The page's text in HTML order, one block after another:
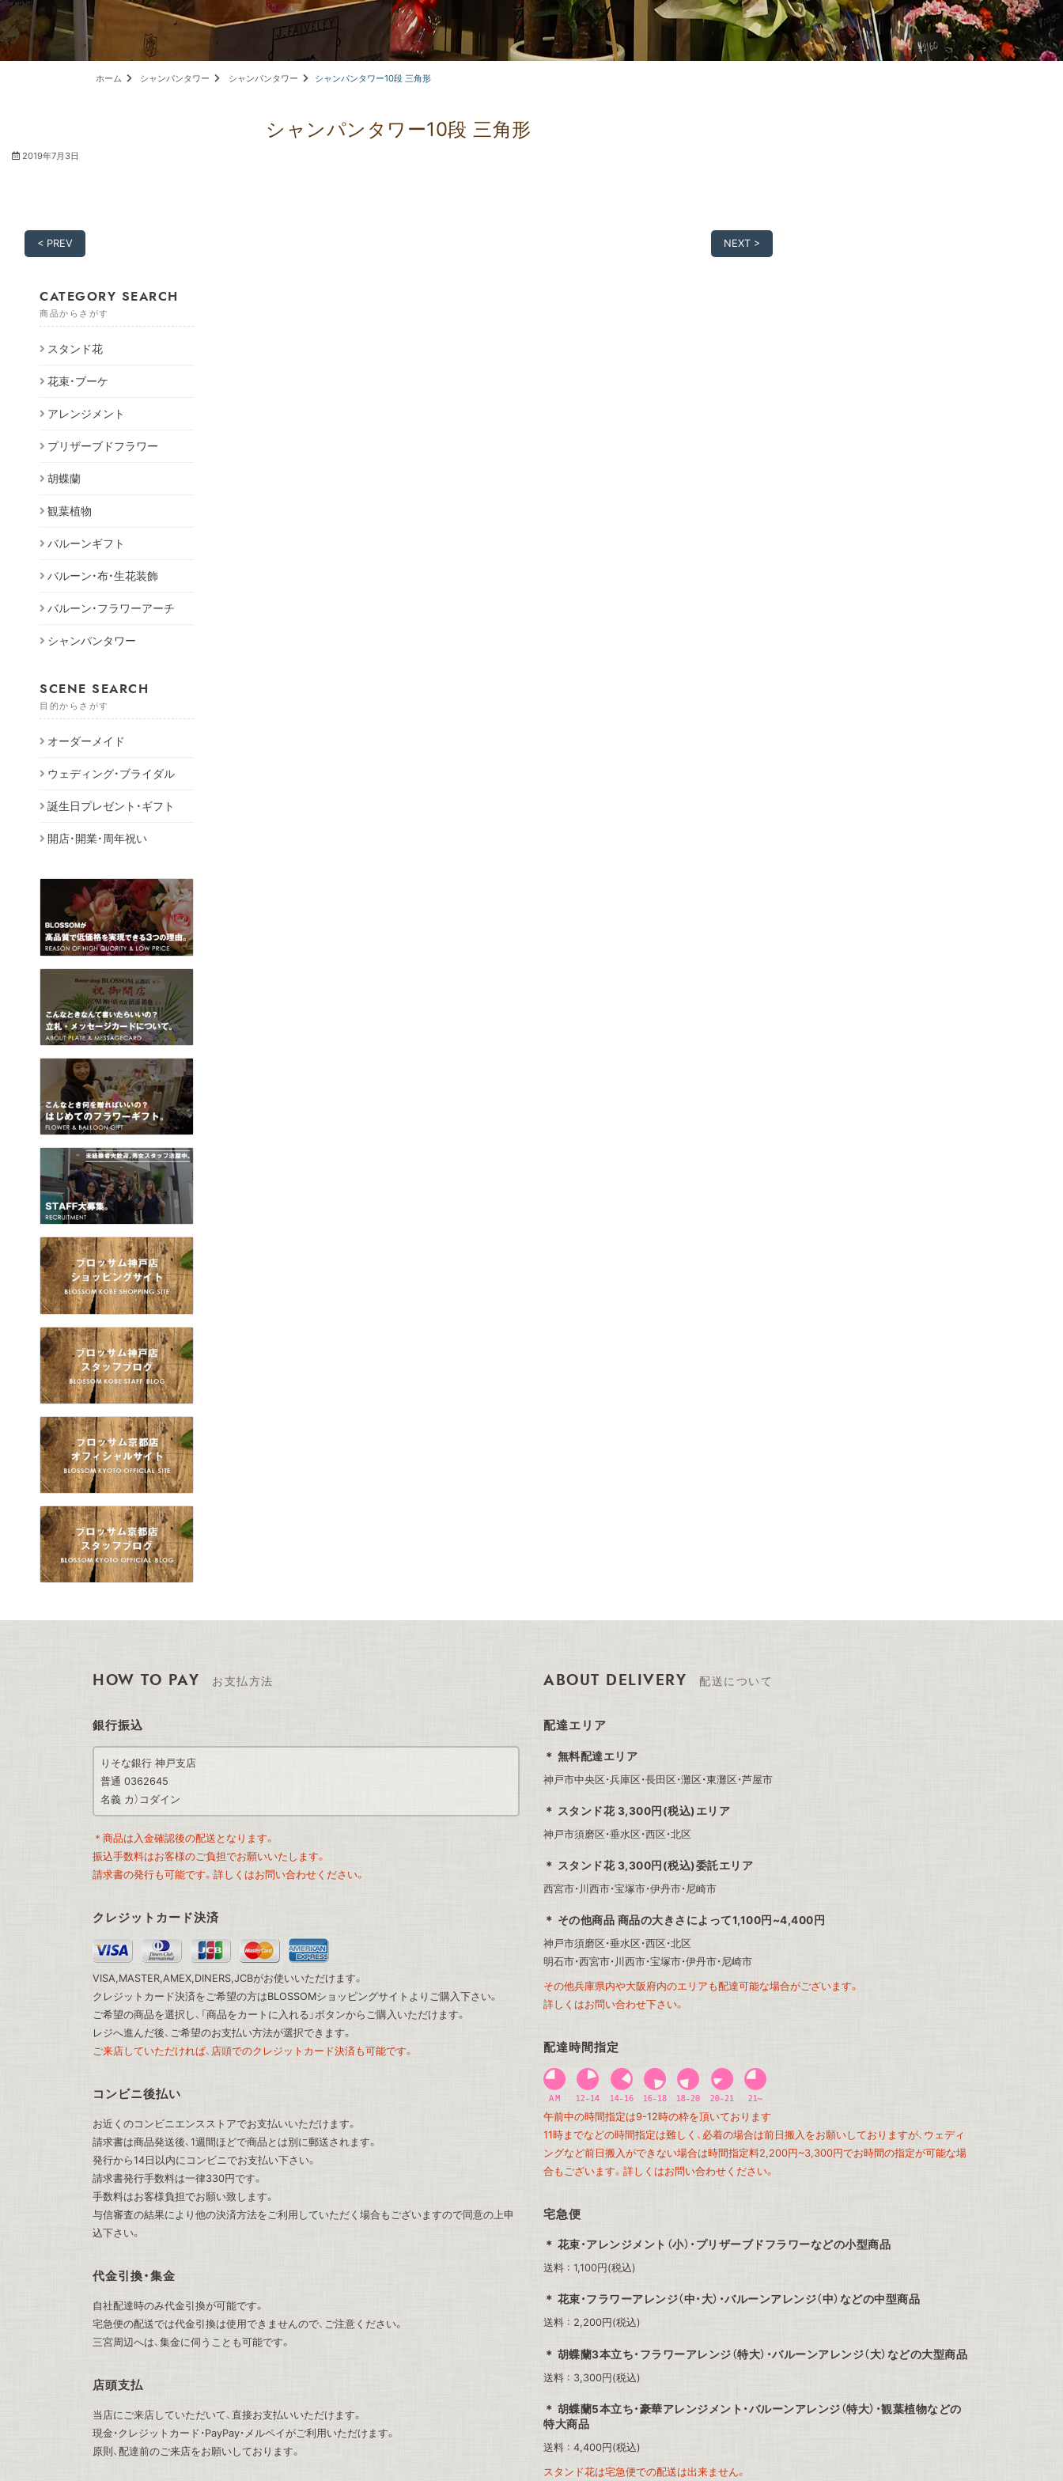
ホーム シャンパンタワー シャンパンタワー シャンパンタワー10段 三角形
シャンパンタワー10段 三角形
2019年7月3日
< PREV NEXT >
CATEGORY SEARCH
商品からさがす
スタンド花
花束・ブーケ
アレンジメント
プリザーブドフラワー
胡蝶蘭
観葉植物
バルーンギフト
バルーン・布・生花装飾
バルーン・フラワーアーチ
シャンパンタワー
SCENE SEARCH
目的からさがす
オーダーメイド
ウェディング・ブライダル
誕生日プレゼント・ギフト
開店・開業・周年祝い
HOW TO PAY お支払方法
銀行振込
りそな銀行 神戸支店
普通 0362645
名義 カ）コダイン
＊商品は入金確認後の配送となります。
振込手数料はお客様のご負担でお願いいたします。
請求書の発行も可能です。詳しくはお問い合わせください。
クレジットカード決済
VISA,MASTER,AMEX,DINERS,JCBがお使いいただけます。
クレジットカード決済をご希望の方はBLOSSOMショッピングサイト よりご購入下さい。
ご希望の商品を選択し、「商品をカートに入れる」ボタンからご購入いただけます。
レジへ進んだ後、ご希望のお支払い方法が選択できます。
ご来店していただければ、店頭でのクレジットカード決済も可能です。
コンビニ後払い
お近くのコンビニエンスストアでお支払いいただけます。
請求書は商品発送後、1週間ほどで商品とは別に郵送されます。
発行から14日以内にコンビニでお支払い下さい。
請求書発行手数料は一律330円です。
手数料はお客様負担でお願い致します。
与信審査の結果により他の決済方法をご利用していただく場合もございますので同意の上申
込下さい。
代金引換・集金
自社配達時のみ代金引換が可能です。
宅急便の配送では代金引換は使用できませんので、ご注意ください。
三宮周辺へは、集金に伺うことも可能です。
店頭支払
当店にご来店していただいて、直接お支払いいただけます。
現金・クレジットカード・PayPay・メルペイがご利用いただけます。
原則、配達前のご来店をお願いしております。
ABOUT DELIVERY 配送について
配達エリア
無料配達エリア
神戸市中央区・兵庫区・長田区・灘区・東灘区・芦屋市
スタンド花 3,300円(税込)エリア
神戸市須磨区・垂水区・西区・北区
スタンド花 3,300円(税込)委託エリア
西宮市・川西市・宝塚市・伊丹市・尼崎市
その他商品 商品の大きさによって1,100円~4,400円
神戸市須磨区・垂水区・西区・北区
明石市・西宮市・川西市・宝塚市・伊丹市・尼崎市
その他兵庫県内や大阪府内のエリアも配達可能な場合がございます。
詳しくはお問い合わせ下さい。
配達時間指定
午前中の時間指定は9-12時の枠を頂いております
11時までなどの時間指定は難しく、必着の場合は前日搬入をお願いしておりますが、ウェディ
ングなど前日搬入ができない場合は時間指定料2,200円~3,300円でお時間の指定が可能な場
合もございます。詳しくはお問い合わせください。
宅急便
花束・アレンジメント（小）・プリザーブドフラワーなどの小型商品
送料 : 1,100円(税込)
花束・フラワーアレンジ（中・大）・バルーンアレンジ（中）などの中型商品
送料 : 2,200円(税込)
胡蝶蘭3本立ち・フラワーアレンジ（特大）・バルーンアレンジ（大）などの大型商品
送料 : 3,300円(税込)
胡蝶蘭5本立ち・豪華アレンジメント・バルーンアレンジ（特大）・観葉植物などの
特大商品
送料 : 4,400円(税込)
スタンド花は宅急便での配送は出来ません。